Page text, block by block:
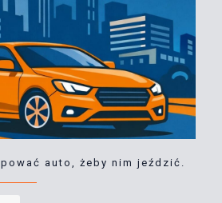
auto, żeby nim jeździć.